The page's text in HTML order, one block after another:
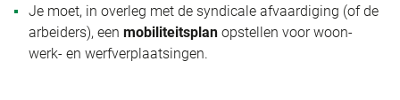
Je moet, in overleg met de syndicale afvaardiging (of de
arbeiders), een mobiliteitsplan opstellen voor woon-
werk- en werfverplaatsingen.